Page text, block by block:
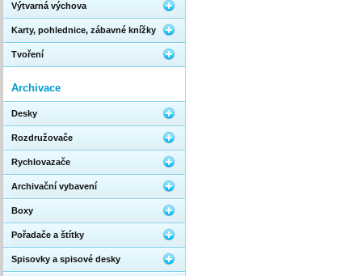
Výtvarná výchova
Karty, pohlednice, zábavné knížky
Tvoření
Archivace
Desky
Rozdružovače
Rychlovazače
Archivační vybavení
Boxy
Pořadače a štítky
Spisovky a spisové desky